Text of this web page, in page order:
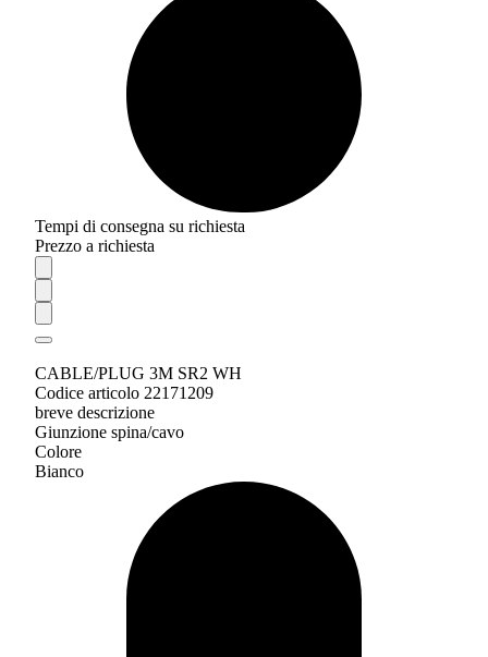
Tempi di consegna su richiesta
Prezzo a richiesta
CABLE/PLUG 3M SR2 WH
Codice articolo 22171209
breve descrizione
Giunzione spina/cavo
Colore
Bianco